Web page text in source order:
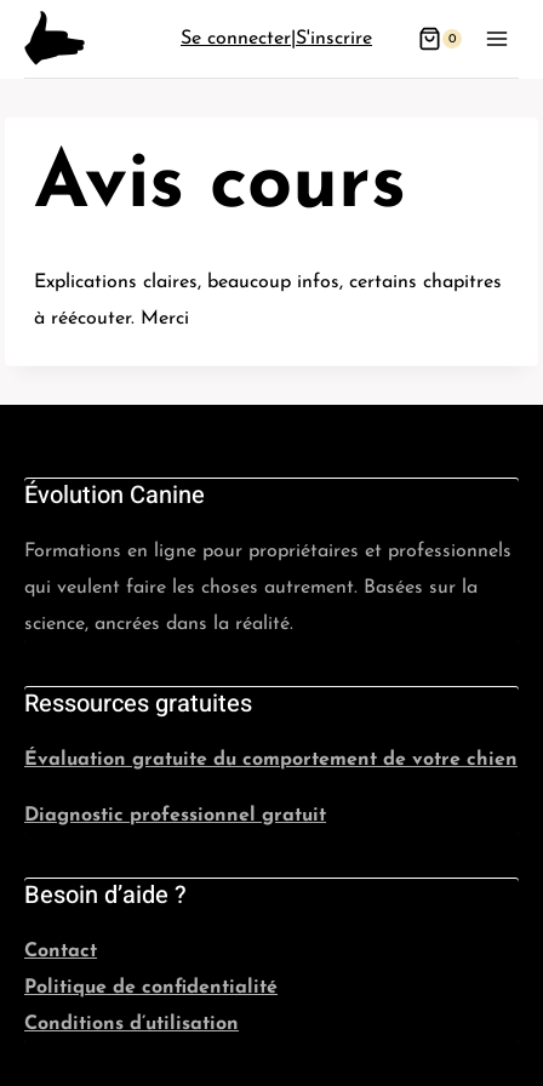
Se connecter S'inscrire 0
Avis cours
Explications claires, beaucoup infos, certains chapitres
à réécouter. Merci
Évolution Canine
Formations en ligne pour propriétaires et professionnels
qui veulent faire les choses autrement. Basées sur la
science, ancrées dans la réalité.
Ressources gratuites
Évaluation gratuite du comportement de votre chien
Diagnostic professionnel gratuit
Besoin d’aide ?
Contact
Politique de confidentialité
Conditions d’utilisation